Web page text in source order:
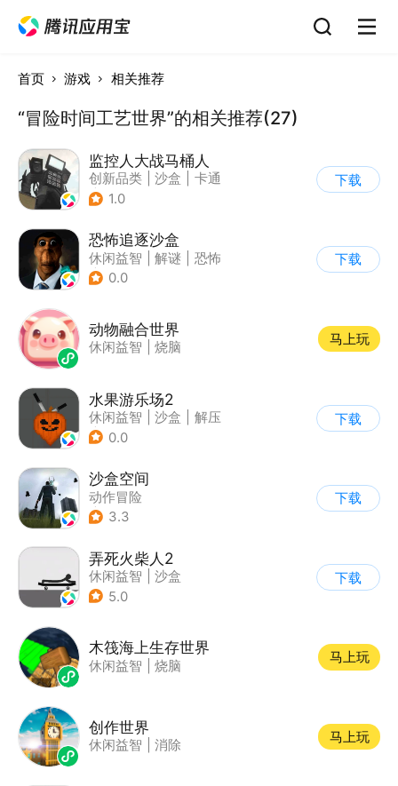
首页 游戏 相关推荐
“冒险时间工艺世界”的相关推荐(27)
监控人大战马桶人
创新品类 沙盒
卡通
| 建造
1.0
下载
恐怖追逐沙盒
休闲益智 解谜
恐怖
| 暗黑
0.0
下载
动物融合世界
休闲益智 烧脑
马上玩
水果游乐场2
休闲益智 沙盒
解压
| 脑洞
0.0
下载
沙盒空间
动作冒险
| 第一人称射击
3.3
下载
弄死火柴人2
休闲益智
沙盒
5.0
下载
木筏海上生存世界
休闲益智 烧脑
马上玩
创作世界
休闲益智 消除
马上玩